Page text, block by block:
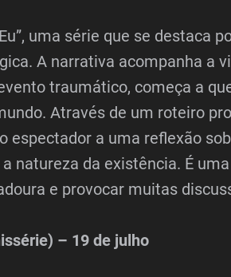
uma série que se destaca
A narrativa acompanha a
traumático, começa a
Através de um roteiro
espectador a uma reflexão
natureza da existência. É
e provocar muitas
– 19 de julho